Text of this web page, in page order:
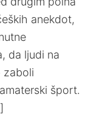
anekdot,
da ljudi na
zaboli
šport.